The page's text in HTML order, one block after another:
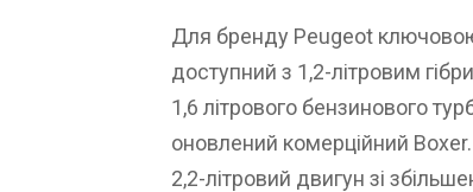
Для бренду Peugeot
доступний з 1,2-літровим
1,6 літрового бензинового
оновлений комерційний
2,2-літровий двигун зі